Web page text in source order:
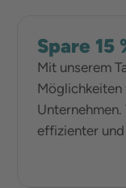
Spare 15
Mit unserem
Möglichkeiten
effizienter